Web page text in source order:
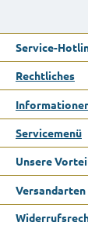
Service-
Rechtliches
Servicemenü
Unsere
Versandarten